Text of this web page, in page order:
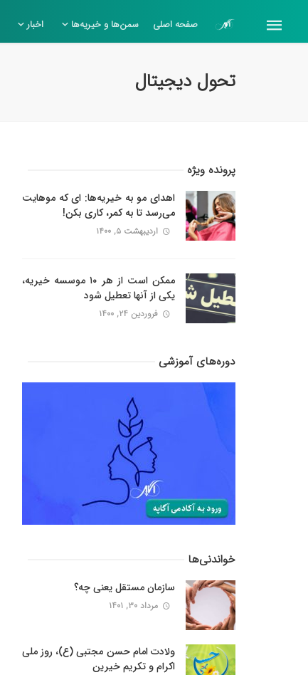
صفحه اصلی سمن‌ها و خیریه‌ها اخبار
تحول دیجیتال
پرونده ویژه
اهدای مو به خیریه‌ها: ای که موهایت
می‌رسد تا به کمر، کاری بکن!
اردیبهشت ۵, ۱۴۰۰
ممکن است از هر ۱۰ موسسه خیریه،
یکی از آنها تعطیل شود
فروردین ۲۴, ۱۴۰۰
دوره‌های آموزشی
خواندنی‌ها
سازمان مستقل یعنی چه؟
مرداد ۳۰, ۱۴۰۱
ولادت امام حسن مجتبی (ع)، روز ملی
اکرام و تکریم خیرین